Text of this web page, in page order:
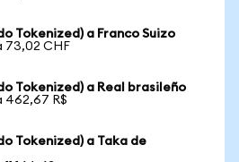
Tokenized) a Franco Suizo
73,02 CHF
Tokenized) a Real brasileño
462,67 R$
Tokenized) a Taka de